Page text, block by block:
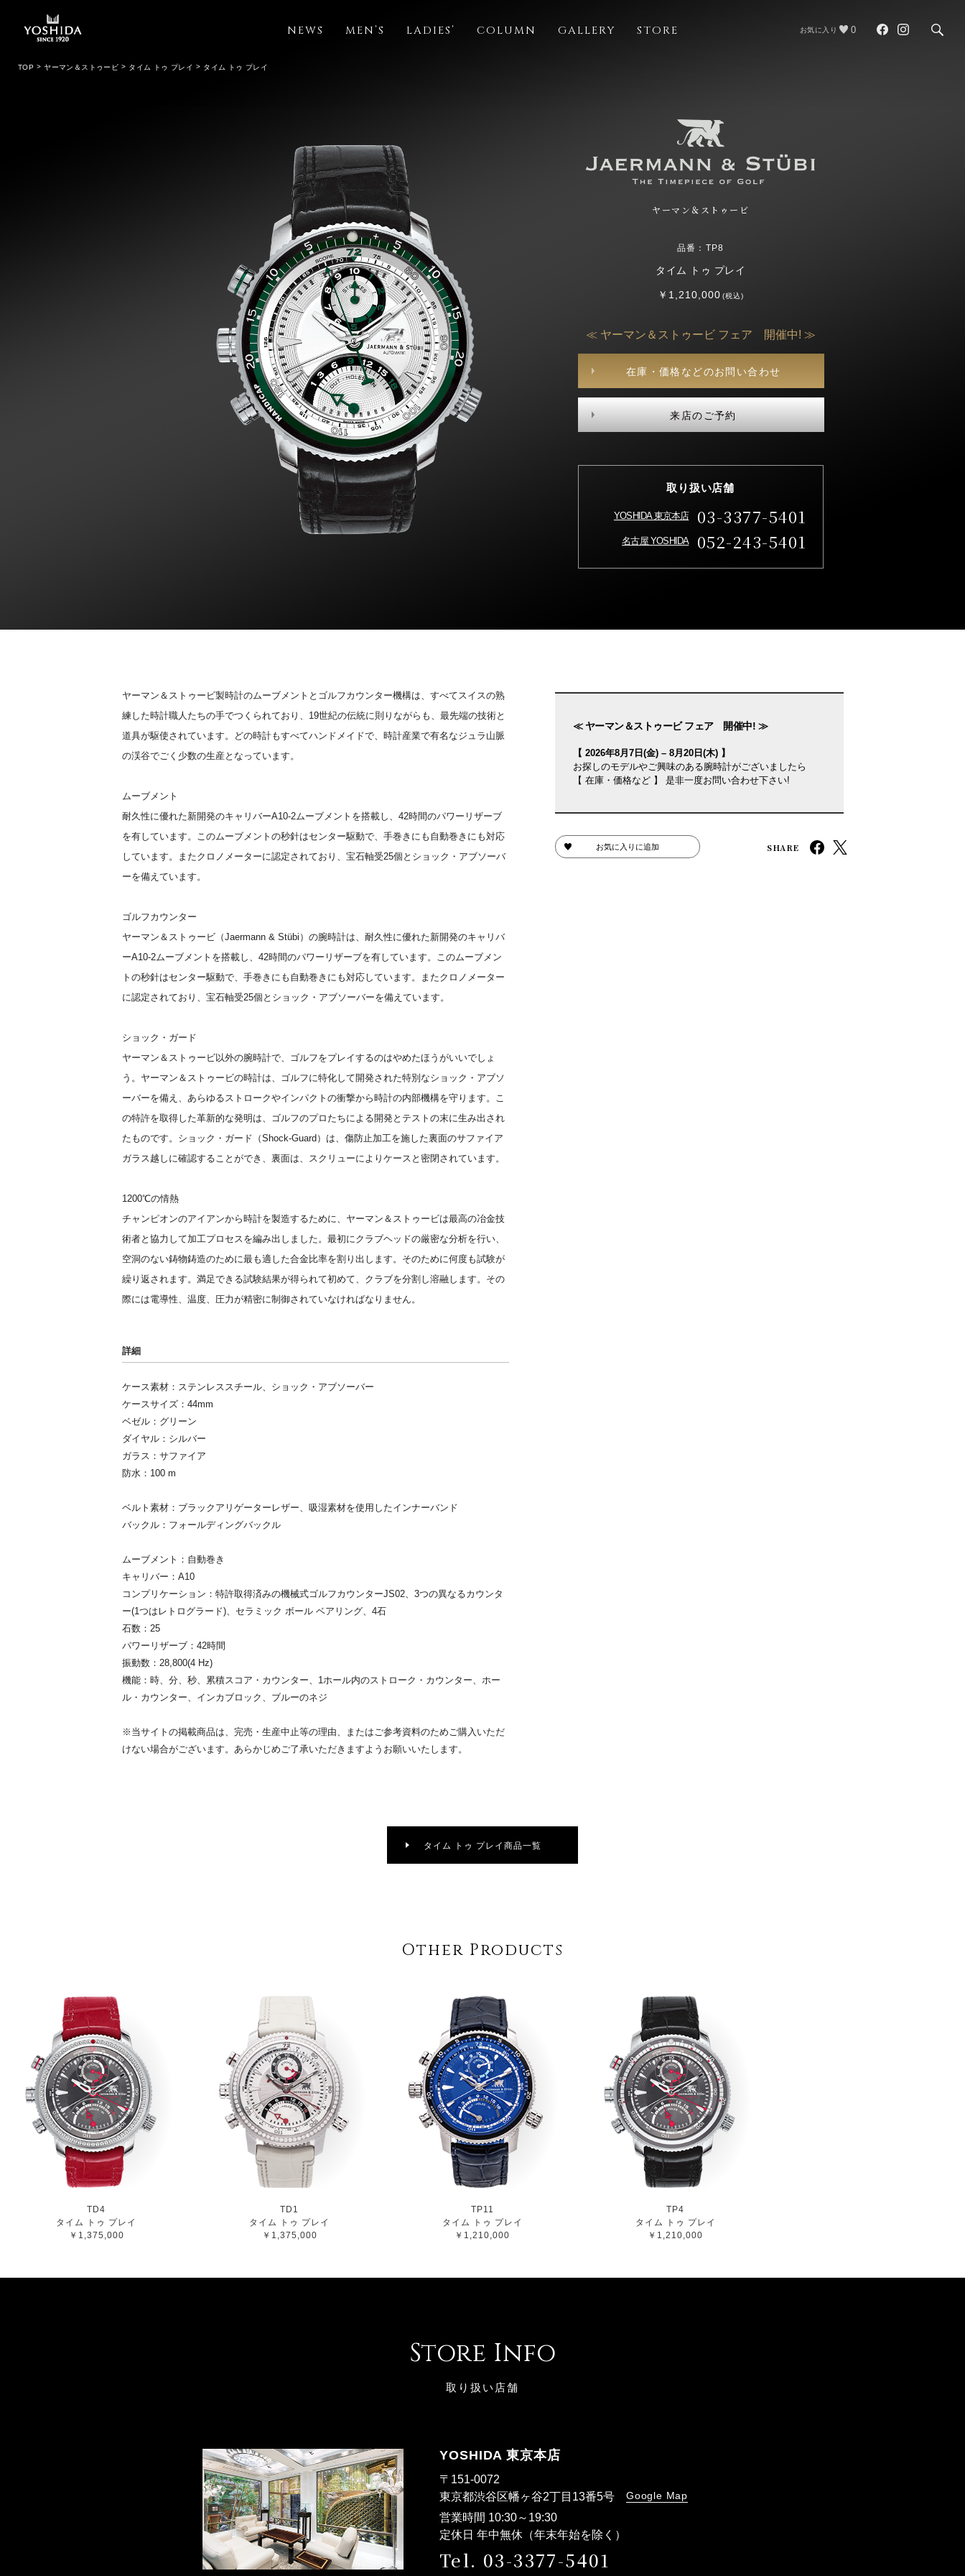
NEWS MEN’S LADIES’ COLUMN GALLERY STORE お気に入り 0
ヤーマン＆ストゥービ
品番：TP8
タイム トゥ プレイ
￥1,210,000(税込)
≪ ヤーマン＆ストゥービ フェア 開催中! ≫
在庫・価格などのお問い合わせ
来店のご予約
取り扱い店舗
YOSHIDA 東京本店 03-3377-5401
名古屋 YOSHIDA 052-243-5401
TOP ヤーマン＆ストゥービ タイム トゥ プレイ タイム トゥ プレイ
ヤーマン＆ストゥービ製時計のムーブメントとゴルフカウンター機構は、すべてスイスの熟
練した時計職人たちの手でつくられており、19世紀の伝統に則りながらも、最先端の技術と
道具が駆使されています。どの時計もすべてハンドメイドで、時計産業で有名なジュラ山脈
の渓谷でごく少数の生産となっています。
ムーブメント
耐久性に優れた新開発のキャリバーA10-2ムーブメントを搭載し、42時間のパワーリザーブ
を有しています。このムーブメントの秒針はセンター駆動で、手巻きにも自動巻きにも対応
しています。またクロノメーターに認定されており、宝石軸受25個とショック・アブソーバ
ーを備えています。
ゴルフカウンター
ヤーマン＆ストゥービ（Jaermann & Stübi）の腕時計は、耐久性に優れた新開発のキャリバ
ーA10-2ムーブメントを搭載し、42時間のパワーリザーブを有しています。このムーブメン
トの秒針はセンター駆動で、手巻きにも自動巻きにも対応しています。またクロノメーター
に認定されており、宝石軸受25個とショック・アブソーバーを備えています。
ショック・ガード
ヤーマン＆ストゥービ以外の腕時計で、ゴルフをプレイするのはやめたほうがいいでしょ
う。ヤーマン＆ストゥービの時計は、ゴルフに特化して開発された特別なショック・アブソ
ーバーを備え、あらゆるストロークやインパクトの衝撃から時計の内部機構を守ります。こ
の特許を取得した革新的な発明は、ゴルフのプロたちによる開発とテストの末に生み出され
たものです。ショック・ガード（Shock-Guard）は、傷防止加工を施した裏面のサファイア
ガラス越しに確認することができ、裏面は、スクリューによりケースと密閉されています。
1200℃の情熱
チャンピオンのアイアンから時計を製造するために、ヤーマン＆ストゥービは最高の冶金技
術者と協力して加工プロセスを編み出しました。最初にクラブヘッドの厳密な分析を行い、
空洞のない鋳物鋳造のために最も適した合金比率を割り出します。そのために何度も試験が
繰り返されます。満足できる試験結果が得られて初めて、クラブを分割し溶融します。その
際には電導性、温度、圧力が精密に制御されていなければなりません。
詳細
ケース素材：ステンレススチール、ショック・アブソーバー
ケースサイズ：44mm
ベゼル：グリーン
ダイヤル：シルバー
ガラス：サファイア
防水：100 m
ベルト素材：ブラックアリゲーターレザー、吸湿素材を使用したインナーバンド
バックル：フォールディングバックル
ムーブメント：自動巻き
キャリバー：A10
コンプリケーション：特許取得済みの機械式ゴルフカウンターJS02、3つの異なるカウンタ
ー(1つはレトログラード)、セラミック ボール ベアリング、4石
石数：25
パワーリザーブ：42時間
振動数：28,800(4 Hz)
機能：時、分、秒、累積スコア・カウンター、1ホール内のストローク・カウンター、ホー
ル・カウンター、インカブロック、ブルーのネジ
※当サイトの掲載商品は、完売・生産中止等の理由、またはご参考資料のためご購入いただ
けない場合がございます。あらかじめご了承いただきますようお願いいたします。
≪ ヤーマン＆ストゥービ フェア 開催中! ≫
【 2026年8月7日(金) – 8月20日(木) 】
お探しのモデルやご興味のある腕時計がございましたら
【 在庫・価格など 】 是非一度お問い合わせ下さい!
お気に入りに追加 SHARE
タイム トゥ プレイ商品一覧
Other Products
TD4
タイム トゥ プレイ
￥1,375,000
TD1
タイム トゥ プレイ
￥1,375,000
TP11
タイム トゥ プレイ
￥1,210,000
TP4
タイム トゥ プレイ
￥1,210,000
Store Info
取り扱い店舗
YOSHIDA 東京本店
〒151-0072
東京都渋谷区幡ヶ谷2丁目13番5号 Google Map
営業時間 10:30～19:30
定休日 年中無休（年末年始を除く）
Tel. 03-3377-5401